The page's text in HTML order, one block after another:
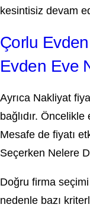
kesintisiz devam
Çorlu
Evden Eve
Ayrıca Nakliyat
bağlıdır.
Mesafe de fiyatı
Seçerken Nelere
Doğru firma
nedenle bazı